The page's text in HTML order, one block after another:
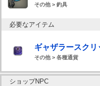
その他 > 釣具
必要なアイテム
ギャザラースク
その他 > 各種通貨
ショップNPC